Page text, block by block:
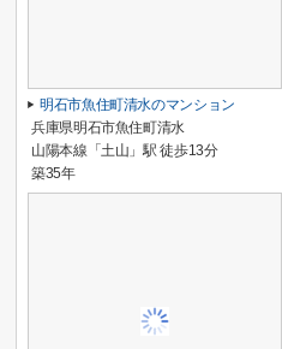
明石市魚住町清水のマンション
兵庫県明石市魚住町清水
山陽本線「土山」駅 徒歩13分
築35年